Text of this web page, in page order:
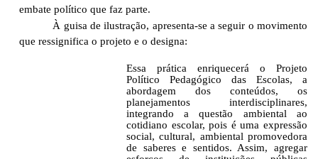
embate político que faz parte.
À guisa de ilustração, apresenta-se a seguir o movimento
que ressignifica o projeto e o designa:
Essa prática enriquecerá o Projeto
Político Pedagógico das Escolas, a
abordagem dos conteúdos, os
planejamentos interdisciplinares,
integrando a questão ambiental ao
cotidiano escolar, pois é uma expressão
social, cultural, ambiental promovedora
de saberes e sentidos. Assim, agregar